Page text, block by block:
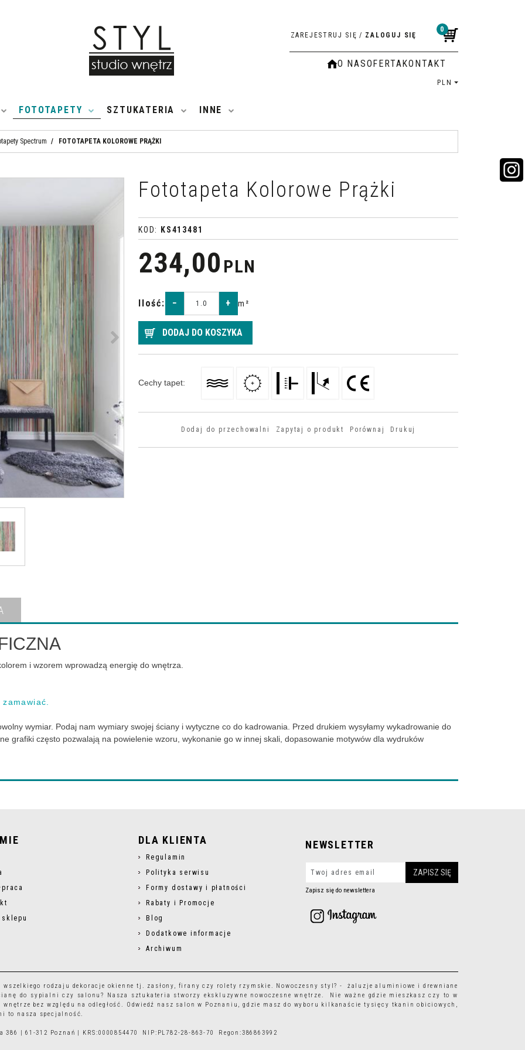
0
ZAREJESTRUJ SIĘ / ZALOGUJ SIĘ
O NASOFERTAKONTAKT
PLN
FOTOTAPETY SZTUKATERIA INNE
Spectrum / FOTOTAPETA KOLOROWE PRĄŻKI
Fototapeta Kolorowe Prążki
KOD: KS413481
234,00 PLN
Ilość: − + m²
DODAJ DO KOSZYKA
Cechy tapet:
Dodaj do przechowalni Zapytaj o produkt Porównaj Drukuj
i wzorem wprowadzą energię do wnętrza.
wymiar. Podaj nam wymiary swojej ściany i wytyczne co do kadrowania. Przed drukiem wysyłamy wykadrowanie do
grafiki często pozwalają na powielenie wzoru, wykonanie go w innej skali, dopasowanie motywów dla wydruków
sklepu
DLA KLIENTA
Regulamin
Polityka serwisu
Formy dostawy i płatności
Rabaty i Promocje
Blog
Dodatkowe informacje
Archiwum
NEWSLETTER
Zapisz się do newslettera
rodzaju dekoracje okienne tj. zasłony, firany czy rolety rzymskie. Nowoczesny styl? - żaluzje aluminiowe i drewniane
do sypialni czy salonu? Nasza sztukateria stworzy ekskluzywne nowoczesne wnętrze. Nie ważne gdzie mieszkasz czy to w
wnętrze bez względu na odległość. Odwiedź nasz salon w Poznaniu, gdzie masz do wyboru kilkanaście tysięcy tkanin obiciowych ,
to nasza specjalność.
| 61-312 Poznań | KRS:0000854470 NIP:PL782-28-863-70 Regon:386863992